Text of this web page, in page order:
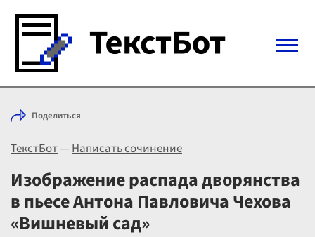
Войти с Telegram
Выбрать режим
Цены
Поделиться
ТекстБот—Написать сочинение
Изображение распада дворянства
в пьесе Антона Павловича Чехова
«Вишневый сад»